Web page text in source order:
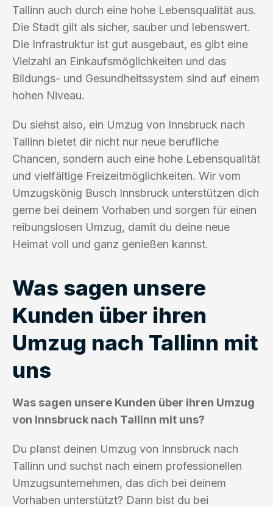
Tallinn auch durch eine hohe Lebensqualität aus.
Die Stadt gilt als sicher, sauber und lebenswert.
Die Infrastruktur ist gut ausgebaut, es gibt eine
Vielzahl an Einkaufsmöglichkeiten und das
Bildungs- und Gesundheitssystem sind auf einem
hohen Niveau.
Du siehst also, ein Umzug von Innsbruck nach
Tallinn bietet dir nicht nur neue berufliche
Chancen, sondern auch eine hohe Lebensqualität
und vielfältige Freizeitmöglichkeiten. Wir vom
Umzugskönig Busch Innsbruck unterstützen dich
gerne bei deinem Vorhaben und sorgen für einen
reibungslosen Umzug, damit du deine neue
Heimat voll und ganz genießen kannst.
Was sagen unsere
Kunden über ihren
Umzug nach Tallinn mit
uns
Was sagen unsere Kunden über ihren Umzug
von Innsbruck nach Tallinn mit uns?
Du planst deinen Umzug von Innsbruck nach
Tallinn und suchst nach einem professionellen
Umzugsunternehmen, das dich bei deinem
Vorhaben unterstützt? Dann bist du bei